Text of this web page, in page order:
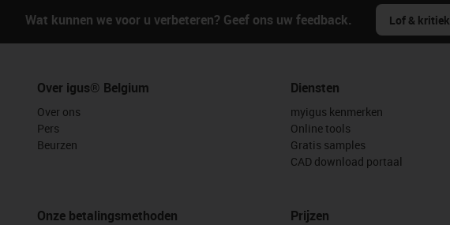
Wat kunnen we voor u verbeteren? Geef ons uw feedback. Lof & kritiek
Over igus® Belgium
Over ons
Pers
Beurzen
Onze betalingsmethoden
Diensten
myigus kenmerken
Online tools
Gratis samples
CAD download portaal
Prijzen